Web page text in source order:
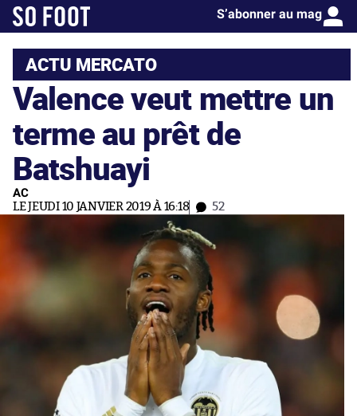
S’abonner au mag
ACTU MERCATO
Valence veut mettre un
terme au prêt de
Batshuayi
AC
LE JEUDI 10 JANVIER 2019 À 16:18 52